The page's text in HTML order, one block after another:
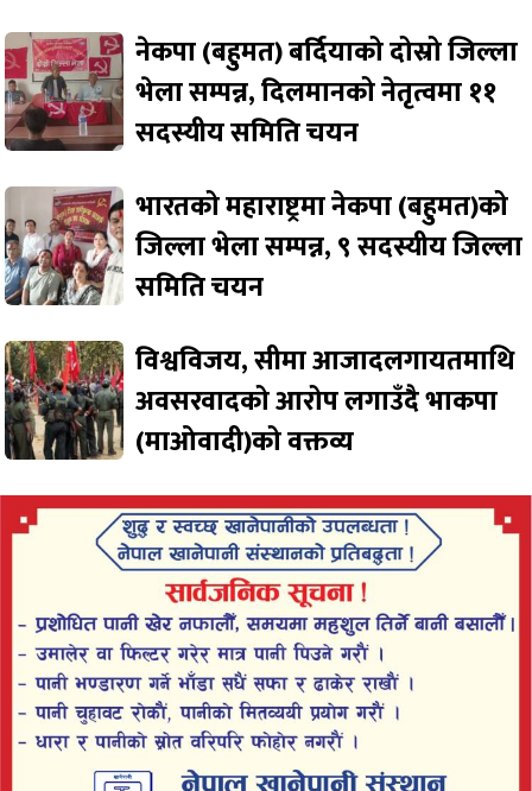
नेकपा (बहुमत) बर्दियाको दोस्रो जिल्ला
भेला सम्पन्न, दिलमानको नेतृत्वमा ११
सदस्यीय समिति चयन
भारतको महाराष्ट्रमा नेकपा (बहुमत)को
जिल्ला भेला सम्पन्न, ९ सदस्यीय जिल्ला
समिति चयन
विश्वविजय, सीमा आजादलगायतमाथि
अवसरवादको आरोप लगाउँदै भाकपा
(माओवादी)को वक्तव्य